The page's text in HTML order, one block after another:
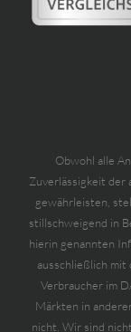
Obwohl alle
Zuverlässigkeit der
gewährleisten,
stillschweigend in
hierin genannten
ausschließlich mit
Verbraucher im
Märkten in
nicht. Wir sind